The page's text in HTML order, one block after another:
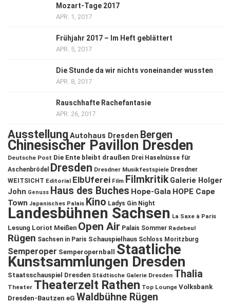
Mozart-Tage 2017
APR. 1, 2017
Frühjahr 2017 – Im Heft geblättert
APR. 5, 2017
Die Stunde da wir nichts voneinander wussten
APR. 8, 2017
Rauschhafte Rachefantasie
APR. 26, 2017
Ausstellung Autohaus Dresden Bergen
Chinesischer Pavillon Dresden
Deutsche Post Die Ente bleibt draußen Drei Haselnüsse für
Aschenbrödel
Dresden Dresdner Musikfestspiele Dresdner
WEITSICHT Editorial ElbUferei Film Filmkritik Galerie Holger
John Genuss Haus des Buches Hope-Gala HOPE Cape
Town Japanisches Palais Kino Ladys Gin Night
Landesbühnen Sachsen La Saxe à Paris
Lesung Loriot Meißen Open Air Palais Sommer Radebeul
Rügen Sachsen in Paris Schauspielhaus Schloss Moritzburg
Semperoper Semperopernball Staatliche
Kunstsammlungen Dresden
Staatsschauspiel Dresden Städtische Galerie Dresden Thalia
Theater Theaterzelt Rathen Top Lounge Volksbank
Dresden-Bautzen eG Waldbühne Rügen